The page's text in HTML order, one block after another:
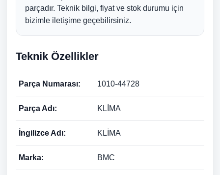
parçadır. Teknik bilgi, fiyat ve stok durumu için
bizimle iletişime geçebilirsiniz.
Teknik Özellikler
Parça Numarası: 1010-44728
Parça Adı: KLİMA
İngilizce Adı: KLİMA
Marka: BMC